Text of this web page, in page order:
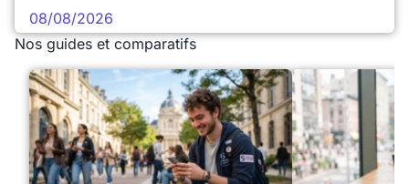
08/08/2026
Nos guides et comparatifs